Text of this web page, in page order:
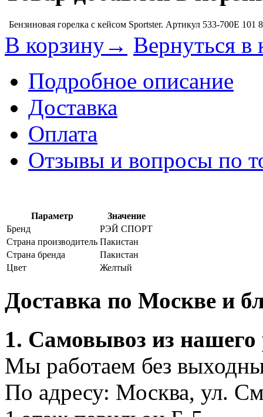
Бензиновая горелка с кейсом Sportster. Артикул 533-700E 101
В корзину→ Вернуться в
Подробное описание
Доставка
Оплата
Отзывы и вопросы по
Параметр
Значение
Бренд
РЭЙ СПОРТ
Страна производитель Пакистан
Страна бренда
Пакистан
Цвет
Желтый
Доставка по Москве и
1. Самовывоз из нашего
Мы работаем без
По адресу: Москва, ул.